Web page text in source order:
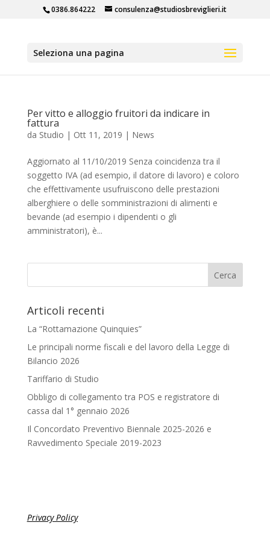
0386.864222 consulenza@studiosbreviglieri.it
Seleziona una pagina
Per vitto e alloggio fruitori da indicare in
fattura
da Studio | Ott 11, 2019 | News
Aggiornato al 11/10/2019 Senza coincidenza tra il
soggetto IVA (ad esempio, il datore di lavoro) e coloro
che effettivamente usufruiscono delle prestazioni
alberghiere o delle somministrazioni di alimenti e
bevande (ad esempio i dipendenti o gli
amministratori), è...
Articoli recenti
La “Rottamazione Quinquies”
Le principali norme fiscali e del lavoro della Legge di
Bilancio 2026
Tariffario di Studio
Obbligo di collegamento tra POS e registratore di
cassa dal 1° gennaio 2026
Il Concordato Preventivo Biennale 2025-2026 e
Ravvedimento Speciale 2019-2023
Privacy Policy